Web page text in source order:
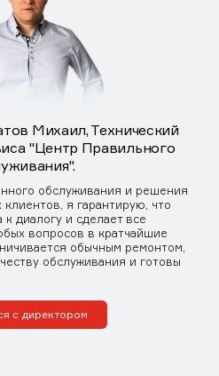
Михаил, Технический
"Центр Правильного
обслуживания и решения
я гарантирую, что
диалогу и сделает все
вопросов в кратчайшие
обычным ремонтом,
обслуживания и готовы
с директором